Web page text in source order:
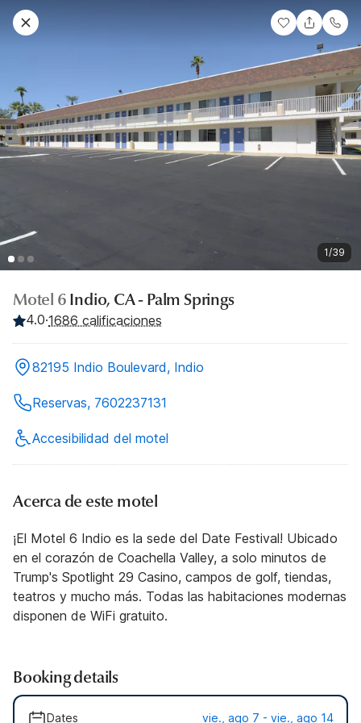
1/39
Motel 6 Indio, CA - Palm Springs
4.0·1686 calificaciones
82195 Indio Boulevard, Indio
Reservas, 7602237131
Accesibilidad del motel
Acerca de este motel
¡El Motel 6 Indio es la sede del Date Festival! Ubicado
en el corazón de Coachella Valley, a solo minutos de
Trump's Spotlight 29 Casino, campos de golf, tiendas,
teatros y mucho más. Todas las habitaciones modernas
disponen de WiFi gratuito.
Booking details
Dates vie., ago 7 - vie., ago 14